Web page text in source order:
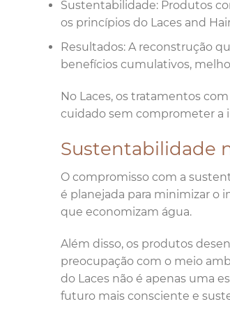
Sustentabilidade: Produtos
os princípios do Laces and
Resultados: A reconstrução
benefícios cumulativos,
No Laces, os tratamentos
cuidado sem comprometer a
Sustentabilidade
O compromisso com a
é planejada para minimizar o
que economizam água.
Além disso, os produtos
preocupação com o meio
do Laces não é apenas uma
futuro mais consciente e